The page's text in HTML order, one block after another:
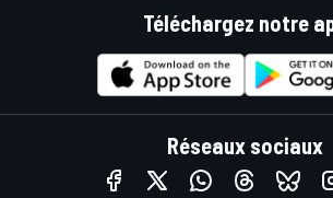
Téléchargez notre
Réseaux sociaux